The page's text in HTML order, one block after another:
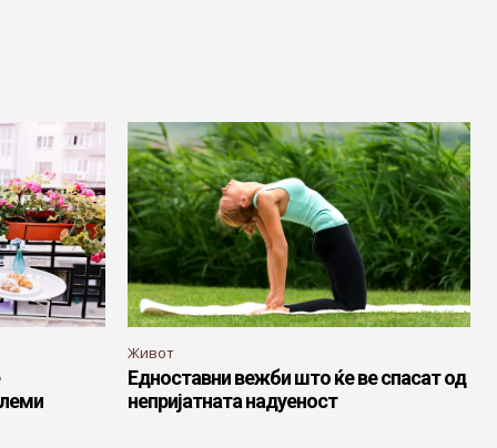
Живот
Едноставни вежби што ќе ве спасат од
непријатната надуеност